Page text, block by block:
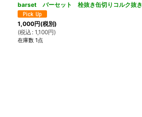
barset バーセット 栓抜き缶切りコルク抜き
1,000円(税別)
(税込 : 1,100円)
在庫数 1点